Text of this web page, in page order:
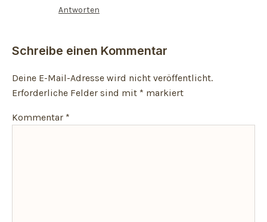
Antworten
Schreibe einen Kommentar
Deine E-Mail-Adresse wird nicht veröffentlicht.
Erforderliche Felder sind mit * markiert
Kommentar *